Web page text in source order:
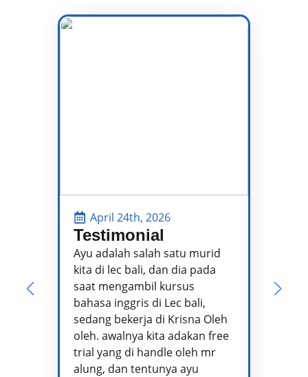
April 24th, 2026
Testimonial
Ayu adalah salah satu murid
kita di lec bali, dan dia pada
saat mengambil kursus
bahasa inggris di Lec bali,
sedang bekerja di Krisna Oleh
oleh. awalnya kita adakan free
trial yang di handle oleh mr
alung, dan tentunya ayu